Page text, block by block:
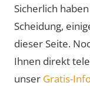
Sicherlich
Scheidung,
dieser Seite.
Ihnen direkt
unser Gratis-